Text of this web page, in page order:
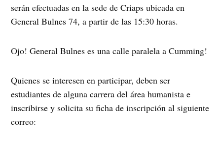
serán efectuadas en la sede de Criaps ubicada en
General Bulnes 74, a partir de las 15:30 horas.
Ojo! General Bulnes es una calle paralela a Cumming!
Quienes se interesen en participar, deben ser
estudiantes de alguna carrera del área humanista e
inscribirse y solicita su ficha de inscripción al siguiente
correo: